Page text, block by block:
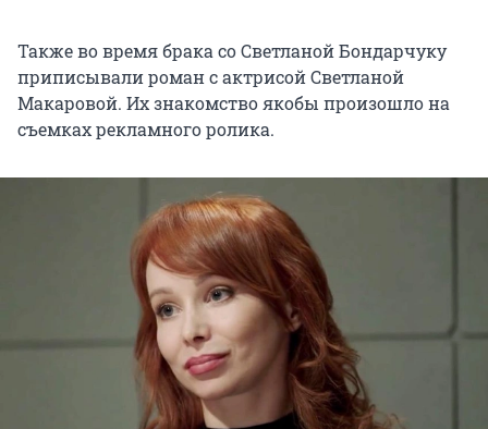
Также во время брака со Светланой Бондарчуку
приписывали роман с актрисой Светланой
Макаровой. Их знакомство якобы произошло на
съемках рекламного ролика.